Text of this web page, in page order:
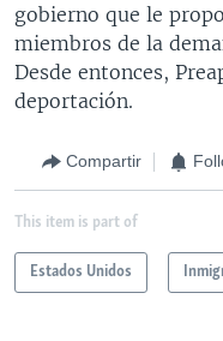
gobierno que le
miembros de la
Desde entonces,
deportación.
Compartir
This item is part of
Estados Unidos